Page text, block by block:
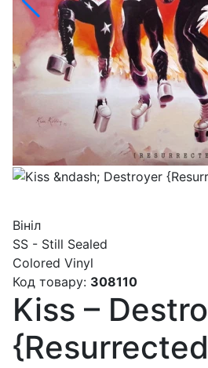
Вініл
SS - Still Sealed
Colored Vinyl
Код товару: 308110
Kiss –